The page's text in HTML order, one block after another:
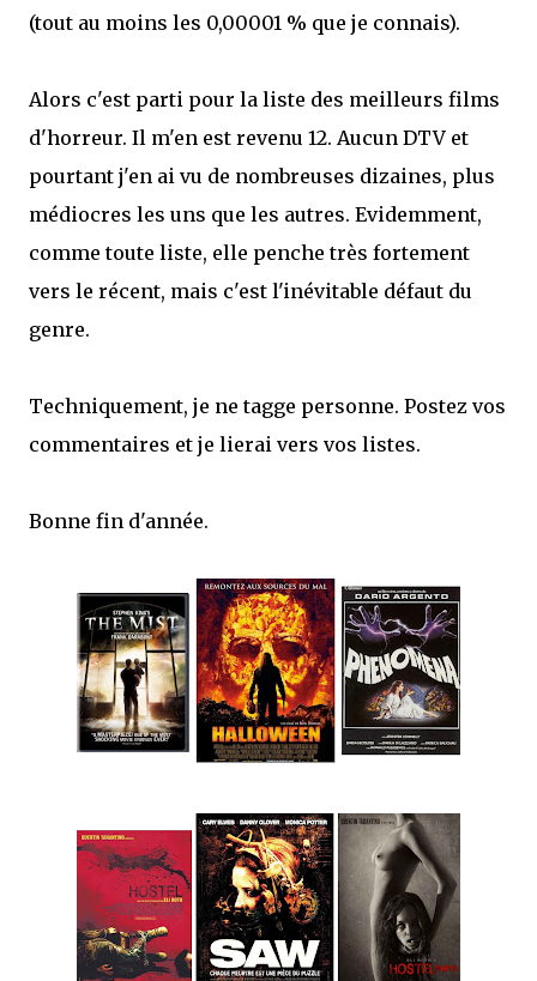
ne connaissait pas, habitée par la méfiance, la peur et le rigorisme de la Ligue,
(tout au moins les 0,00001 % que je connais).
Alors c'est parti pour la liste des meilleurs films
d'horreur. Il m'en est revenu 12. Aucun DTV et
pourtant j'en ai vu de nombreuses dizaines, plus
médiocres les uns que les autres. Evidemment,
comme toute liste, elle penche très fortement
vers le récent, mais c'est l'inévitable défaut du
genre.
Techniquement, je ne tagge personne. Postez vos
commentaires et je lierai vers vos listes.
Bonne fin d'année.